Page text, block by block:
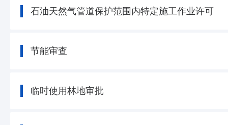
石油天然气管道保护范围内特定施工作业许可
节能审查
临时使用林地审批